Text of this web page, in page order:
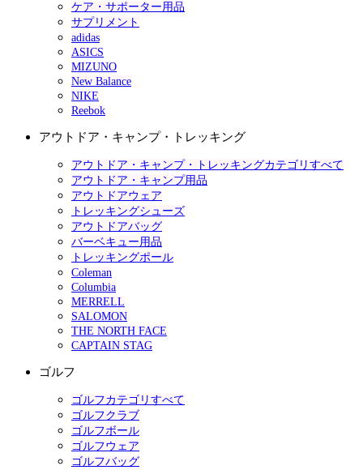
ケア・サポーター用品
サプリメント
adidas
ASICS
MIZUNO
New Balance
NIKE
Reebok
アウトドア・キャンプ・トレッキング
アウトドア・キャンプ・トレッキングカテゴリすべて
アウトドア・キャンプ用品
アウトドアウェア
トレッキングシューズ
アウトドアバッグ
バーベキュー用品
トレッキングポール
Coleman
Columbia
MERRELL
SALOMON
THE NORTH FACE
CAPTAIN STAG
ゴルフ
ゴルフカテゴリすべて
ゴルフクラブ
ゴルフボール
ゴルフウェア
ゴルフバッグ